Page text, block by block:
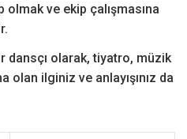
ve ekip çalışmasına
dansçı olarak, tiyatro, müzik
olan ilginiz ve anlayışınız da